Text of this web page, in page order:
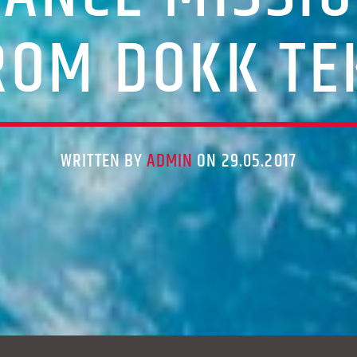
DOKK
WRITTEN BYADMINON 29.05.2017